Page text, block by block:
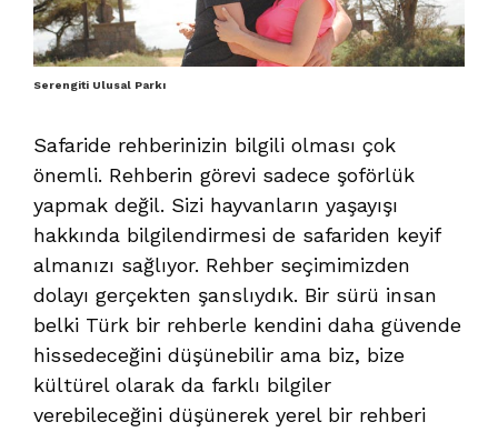
Serengiti Ulusal Parkı
Safaride rehberinizin bilgili olması çok
önemli. Rehberin görevi sadece şoförlük
yapmak değil. Sizi hayvanların yaşayışı
hakkında bilgilendirmesi de safariden keyif
almanızı sağlıyor. Rehber seçimimizden
dolayı gerçekten şanslıydık. Bir sürü insan
belki Türk bir rehberle kendini daha güvende
hissedeceğini düşünebilir ama biz, bize
kültürel olarak da farklı bilgiler
verebileceğini düşünerek yerel bir rehberi